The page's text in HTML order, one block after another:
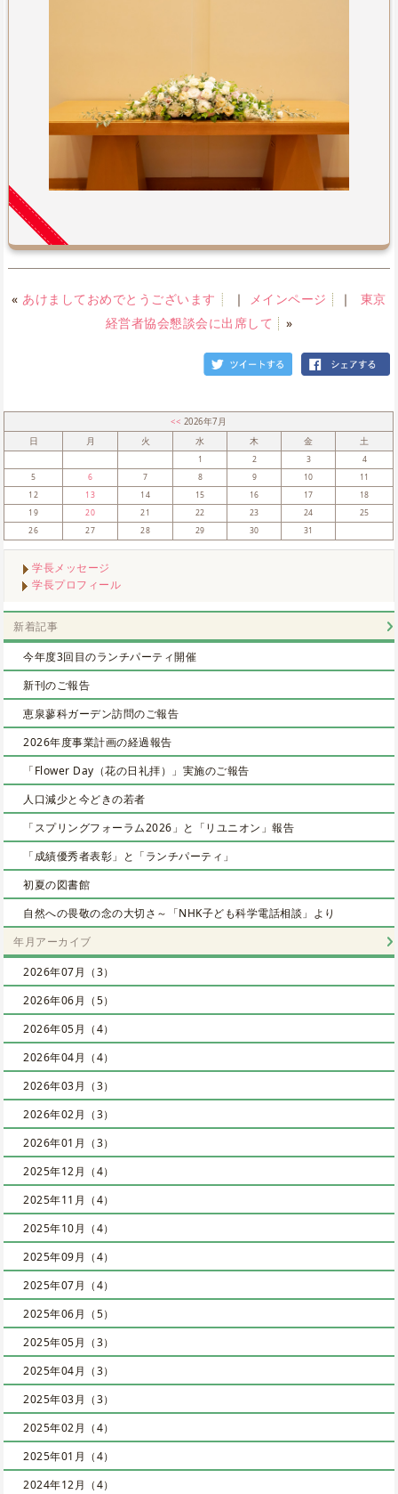
« あけましておめでとうございます ｜ メインページ ｜ 東京
経営者協会懇談会に出席して
»
<< 2026年7月
日
月 火 水 木 金 土
1 2 3
4
5
6 7 8 9 10
11
12
13 14 15 16 17
18
19
20 21 22 23 24
25
26
27 28 29 30 31
学長メッセージ
学長プロフィール
新着記事
今年度3回目のランチパーティ開催
新刊のご報告
恵泉蓼科ガーデン訪問のご報告
2026年度事業計画の経過報告
「Flower Day（花の日礼拝）」実施のご報告
人口減少と今どきの若者
「スプリングフォーラム2026」と「リユニオン」報告
「成績優秀者表彰」と「ランチパーティ」
初夏の図書館
自然への畏敬の念の大切さ～「NHK子ども科学電話相談」より
年月アーカイブ
2026年07月（3）
2026年06月（5）
2026年05月（4）
2026年04月（4）
2026年03月（3）
2026年02月（3）
2026年01月（3）
2025年12月（4）
2025年11月（4）
2025年10月（4）
2025年09月（4）
2025年07月（4）
2025年06月（5）
2025年05月（3）
2025年04月（3）
2025年03月（3）
2025年02月（4）
2025年01月（4）
2024年12月（4）